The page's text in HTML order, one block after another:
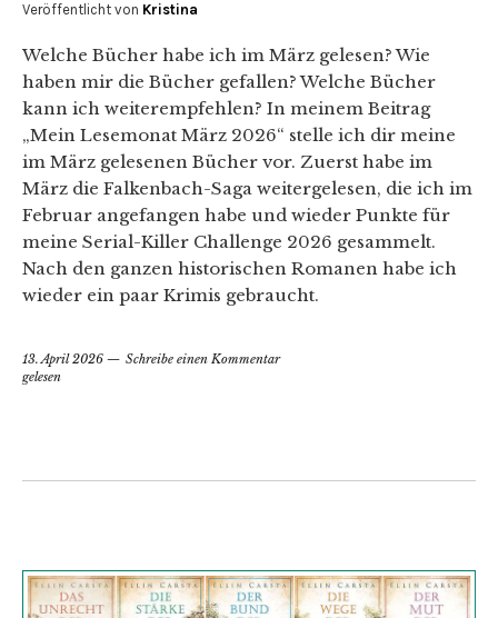
Veröffentlicht von Kristina
Welche Bücher habe ich im März gelesen? Wie
haben mir die Bücher gefallen? Welche Bücher
kann ich weiterempfehlen? In meinem Beitrag
„Mein Lesemonat März 2026“ stelle ich dir meine
im März gelesenen Bücher vor. Zuerst habe im
März die Falkenbach-Saga weitergelesen, die ich im
Februar angefangen habe und wieder Punkte für
meine Serial-Killer Challenge 2026 gesammelt.
Nach den ganzen historischen Romanen habe ich
wieder ein paar Krimis gebraucht.
13. April 2026
Schreibe einen Kommentar
gelesen